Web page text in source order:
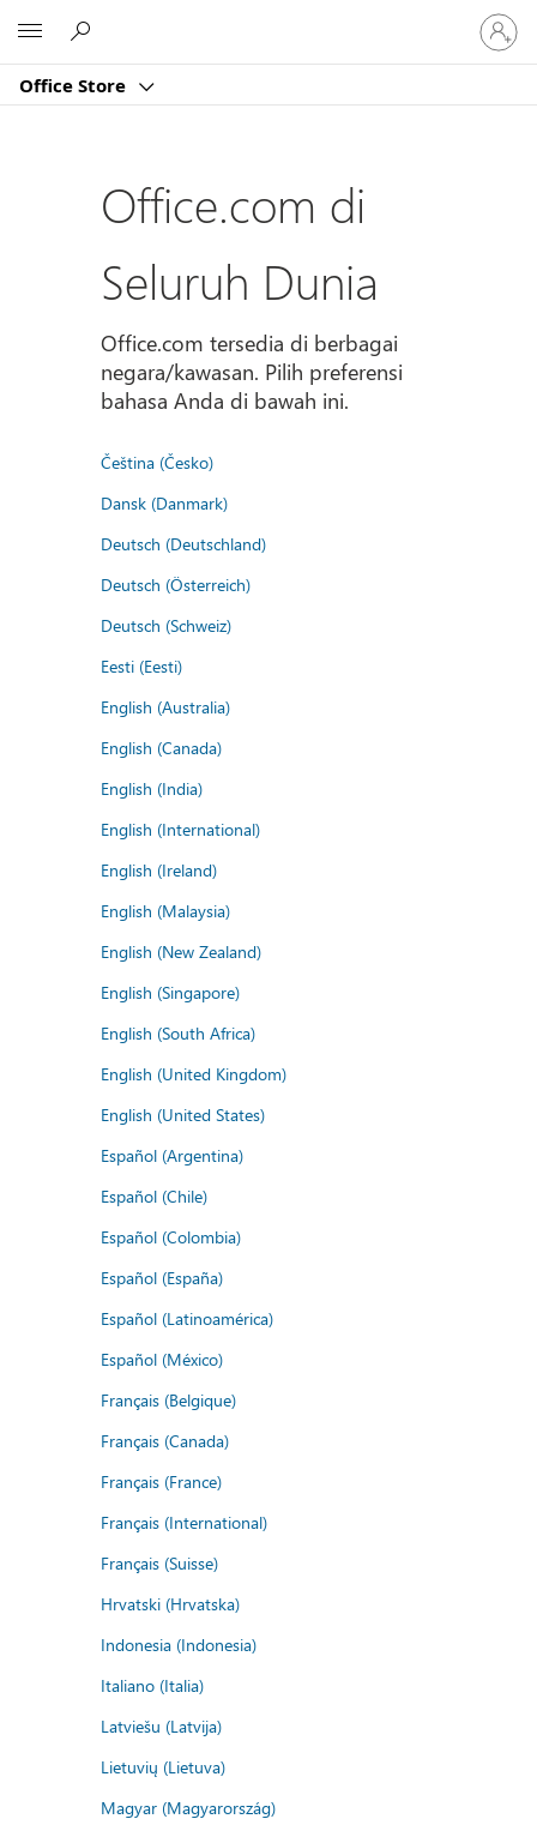
Office Store
Masuk
ke
akun
Office.com di
Seluruh Dunia
Office.com tersedia di berbagai
negara/kawasan. Pilih preferensi
bahasa Anda di bawah ini.
Čeština (Česko)
Dansk (Danmark)
Deutsch (Deutschland)
Deutsch (Österreich)
Deutsch (Schweiz)
Eesti (Eesti)
English (Australia)
English (Canada)
English (India)
English (International)
English (Ireland)
English (Malaysia)
English (New Zealand)
English (Singapore)
English (South Africa)
English (United Kingdom)
English (United States)
Español (Argentina)
Español (Chile)
Español (Colombia)
Español (España)
Español (Latinoamérica)
Español (México)
Français (Belgique)
Français (Canada)
Français (France)
Français (International)
Français (Suisse)
Hrvatski (Hrvatska)
Indonesia (Indonesia)
Italiano (Italia)
Latviešu (Latvija)
Lietuvių (Lietuva)
Magyar (Magyarország)